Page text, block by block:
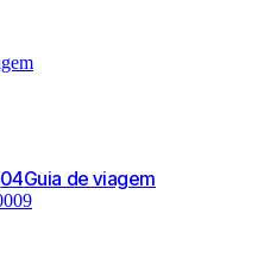
04Guia de viagem